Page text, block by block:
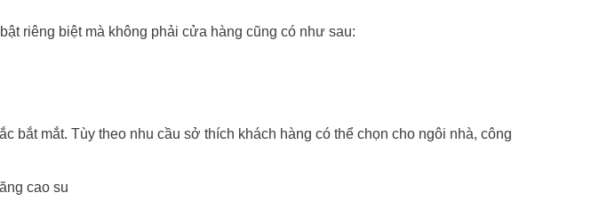
riêng biệt mà không phải cửa hàng cũng có như sau:
mắt. Tùy theo nhu cầu sở thích khách hàng có thể chọn cho ngôi nhà, công
cao su